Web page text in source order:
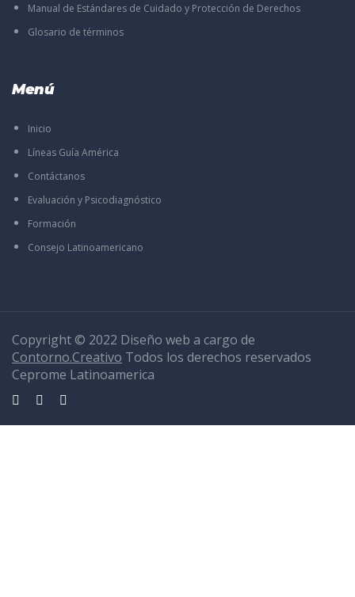
Manual de Estándares de Cuidado y Protección de Derechos
Glosario de términos
Menú
Inicio
Líneas Guía América
Contáctanos
Evaluación y Psicodiagnóstico
Formación
Consejo Latinoamericano
Copyright © 2022 Diseño web a cargo de
Contorno.Creativo Todos los derechos reservados
Ceprome Latinoamerica